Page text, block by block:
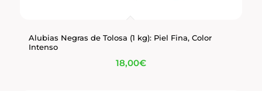
Alubias Negras de Tolosa (1 kg): Piel Fina, Color
Intenso
18,00€